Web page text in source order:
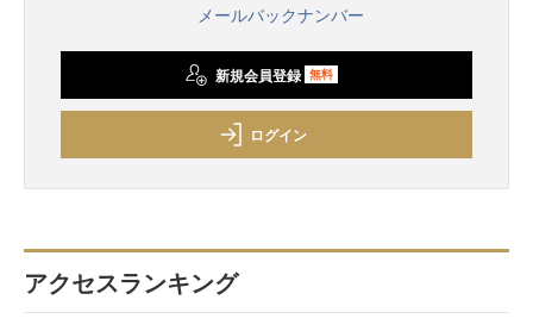
メールバックナンバー
新規会員登録 無料
ログイン
アクセスランキング